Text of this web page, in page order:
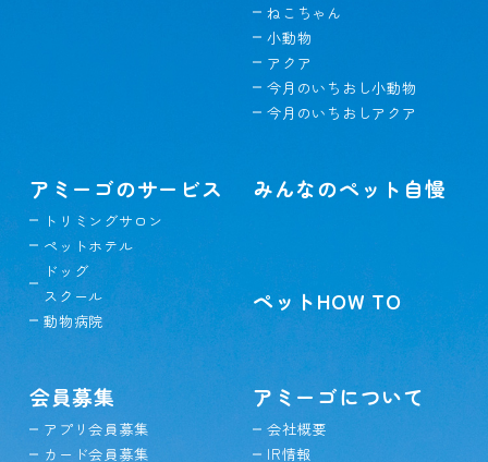
ねこちゃん
小動物
アクア
今月のいちおし小動物
今月のいちおしアクア
アミーゴのサービス
トリミングサロン
ペットホテル
ドッグ
スクール
動物病院
みんなのペット自慢
ペットHOW TO
会員募集
アプリ会員募集
カード会員募集
アミーゴについて
会社概要
IR情報